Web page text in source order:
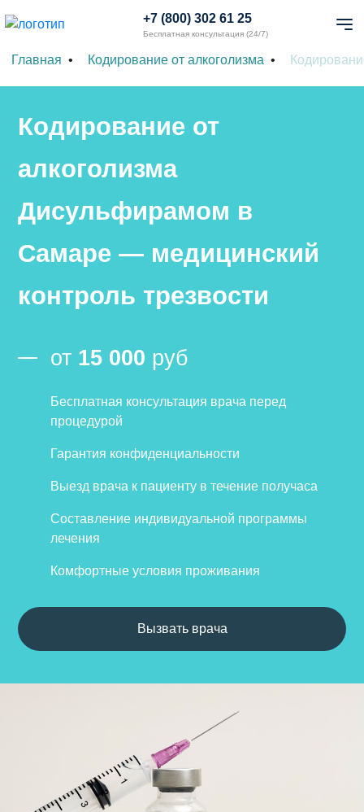
+7 (800) 302 61 25
Бесплатная консультация (24/7)
Главная Кодирование от алкоголизма
Кодирование от
алкоголизма
Дисульфирамом в
Самаре — медицинский
контроль трезвости
от 15 000 руб
Бесплатная консультация врача перед
процедурой
Гарантия конфиденциальности
Выезд врача к пациенту в течение получаса
Составление индивидуальной программы
лечения
Комфортные условия проживания
Вызвать врача